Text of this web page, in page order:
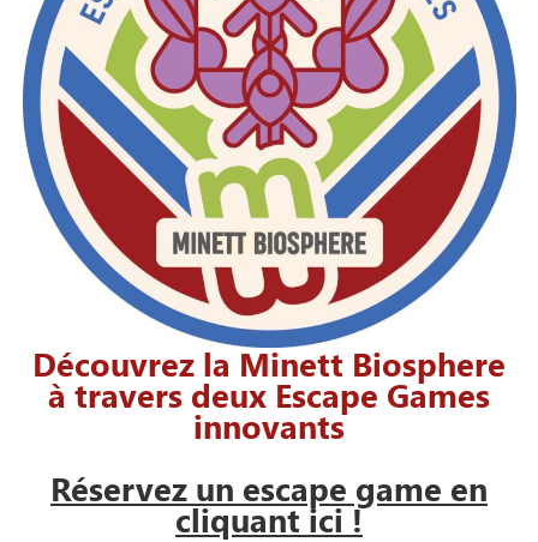
Découvrez la Minett Biosphere
à travers deux Escape Games
innovants
Réservez un escape game en
cliquant ici !